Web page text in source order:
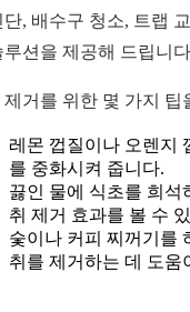
단, 배수구 청소, 트랩
루션을 제공해 드립니
제거를 위한 몇 가지 팁
레몬 껍질이나 오렌지
를 중화시켜 줍니다.
끓인 물에 식초를 희석
취 제거 효과를 볼 수
숯이나 커피 찌꺼기를
취를 제거하는 데 도움